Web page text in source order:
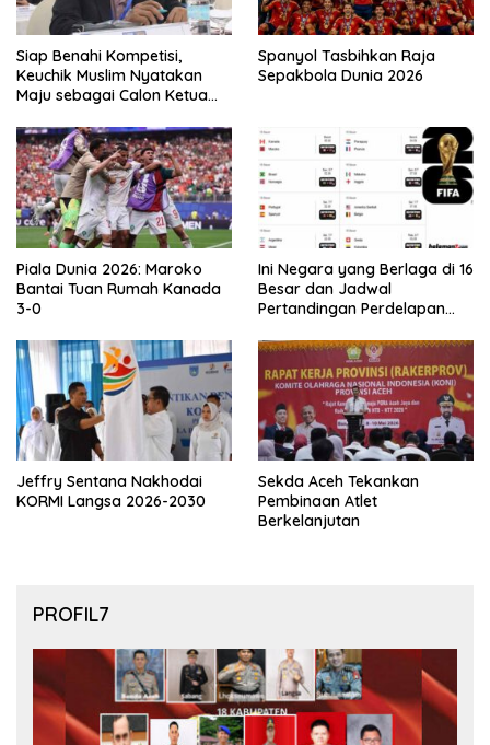
Siap Benahi Kompetisi,
Keuchik Muslim Nyatakan
Maju sebagai Calon Ketua
Spanyol Tasbihkan Raja
Sepakbola Dunia 2026
Piala Dunia 2026: Maroko
Bantai Tuan Rumah Kanada
3-0
Ini Negara yang Berlaga di 16
Besar dan Jadwal
Pertandingan Perdelapan
Jeffry Sentana Nakhodai
KORMI Langsa 2026-2030
Sekda Aceh Tekankan
Pembinaan Atlet
Berkelanjutan
PROFIL7